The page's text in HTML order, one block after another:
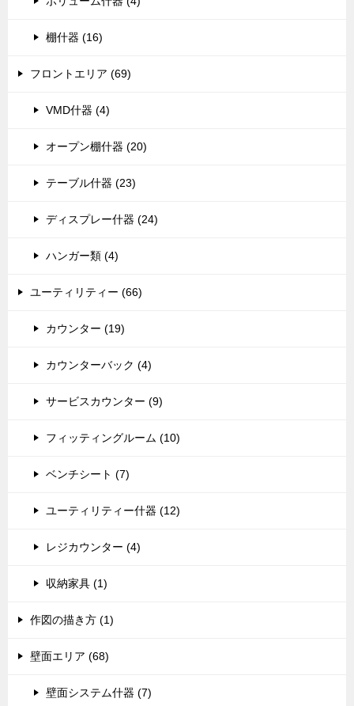
棚什器 (16)
フロントエリア (69)
VMD什器 (4)
オープン棚什器 (20)
テーブル什器 (23)
ディスプレー什器 (24)
ハンガー類 (4)
ユーティリティー (66)
カウンター (19)
カウンターバック (4)
サービスカウンター (9)
フィッティングルーム (10)
ベンチシート (7)
ユーティリティー什器 (12)
レジカウンター (4)
収納家具 (1)
作図の描き方 (1)
壁面エリア (68)
壁面システム什器 (7)